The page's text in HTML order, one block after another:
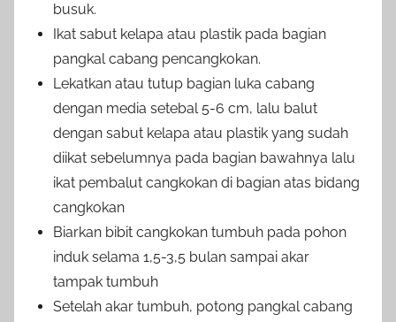
busuk.
Ikat sabut kelapa atau plastik pada bagian
pangkal cabang pencangkokan.
Lekatkan atau tutup bagian luka cabang
dengan media setebal 5-6 cm, lalu balut
dengan sabut kelapa atau plastik yang sudah
diikat sebelumnya pada bagian bawahnya lalu
ikat pembalut cangkokan di bagian atas bidang
cangkokan
Biarkan bibit cangkokan tumbuh pada pohon
induk selama 1,5-3,5 bulan sampai akar
tampak tumbuh
Setelah akar tumbuh, potong pangkal cabang